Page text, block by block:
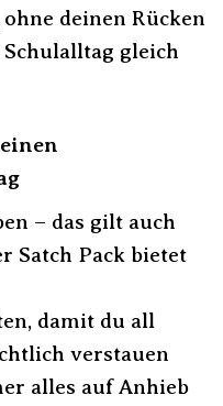
deinen Rücken
Schulalltag gleich
– das gilt auch
Satch Pack bietet
damit du all
verstauen
alles auf Anhieb